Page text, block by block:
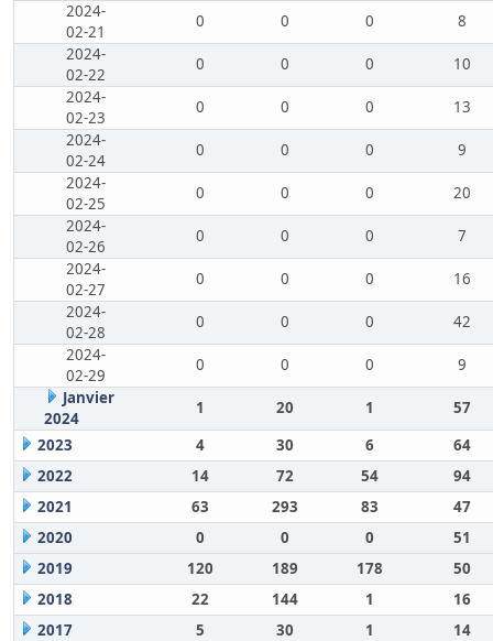
2024-
02-21
0 0 0
8
2024-
02-22
0 0 0
10
2024-
02-23
0 0 0
13
2024-
02-24
0 0 0
9
2024-
02-25
0 0 0
20
2024-
02-26
0 0 0
7
2024-
02-27
0 0 0
16
2024-
02-28
0 0 0
42
2024-
02-29
0 0 0
9
Janvier
2024
1 20 1
57
2023
4 30 6
64
2022
14 72 54
94
2021
63 293 83
47
2020
0 0 0
51
2019
120 189 178
50
2018
22 144 1
16
2017
5 30 1
14